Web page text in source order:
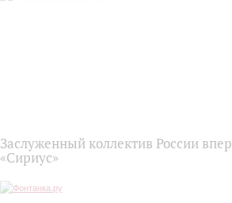
Заслуженный коллектив России
«Сириус»